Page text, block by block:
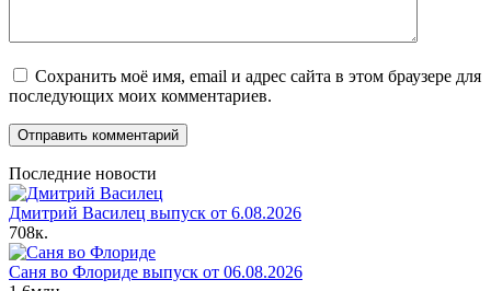
Сохранить моё имя, email и адрес сайта в этом браузере для
последующих моих комментариев.
Последние новости
Дмитрий Василец выпуск от 6.08.2026
708к.
Саня во Флориде выпуск от 06.08.2026